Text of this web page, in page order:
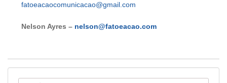
fatoeacaocomunicacao@gmail.com
Nelson Ayres – nelson@fatoeacao.com